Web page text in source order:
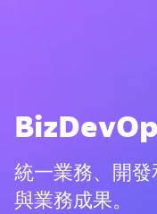
統一業務、開
與業務成果。